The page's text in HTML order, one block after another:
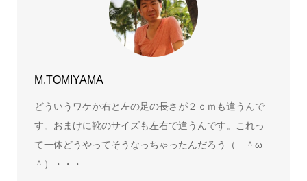
M.TOMIYAMA
どういうワケか右と左の足の長さが２ｃｍも違うんで
す。おまけに靴のサイズも左右で違うんです。これっ
て一体どうやってそうなっちゃったんだろう（ ＾ω
＾）・・・